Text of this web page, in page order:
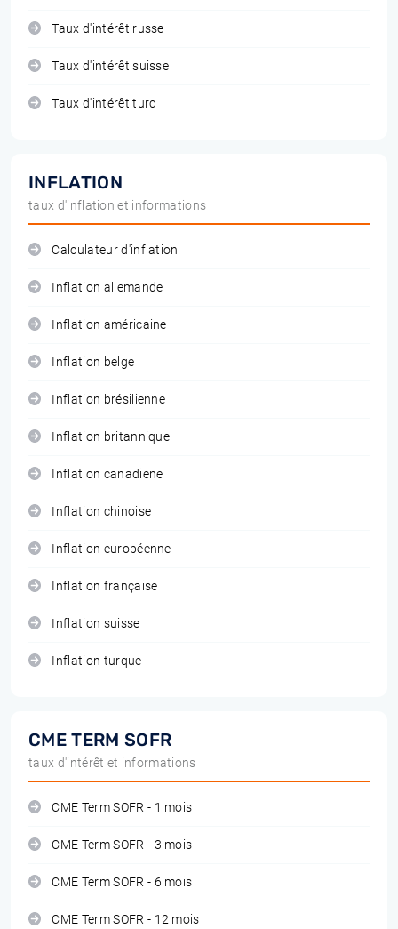
Taux d'intérêt russe
Taux d'intérêt suisse
Taux d'intérêt turc
INFLATION
taux d'inflation et informations
Calculateur d'inflation
Inflation allemande
Inflation américaine
Inflation belge
Inflation brésilienne
Inflation britannique
Inflation canadiene
Inflation chinoise
Inflation européenne
Inflation française
Inflation suisse
Inflation turque
CME TERM SOFR
taux d'intérêt et informations
CME Term SOFR - 1 mois
CME Term SOFR - 3 mois
CME Term SOFR - 6 mois
CME Term SOFR - 12 mois